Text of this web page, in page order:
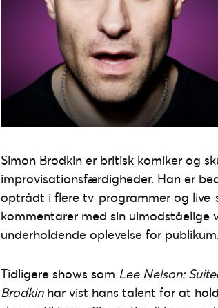
Simon Brodkin er britisk komiker og
improvisationsfærdigheder. Han er
optrådt i flere tv-programmer og
kommentarer med sin
underholdende oplevelse for publikum.
Tidligere shows som Lee Nelson:
Brodkinhar vist hans talent for at